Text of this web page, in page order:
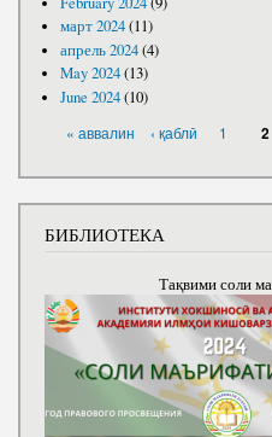
март 2024(11)
апрель 2024(4)
May 2024(13)
June 2024(10)
« аввалин ‹ қаблӣ 1 2
БИБЛИОТЕКА
Тақвими соли